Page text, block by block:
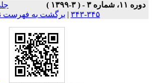
دوره ۱۱، شماره ۳ - ( ۳-۱۳۹۹ )
۳۴۵-۳۴۳
|برگشت به فهرست